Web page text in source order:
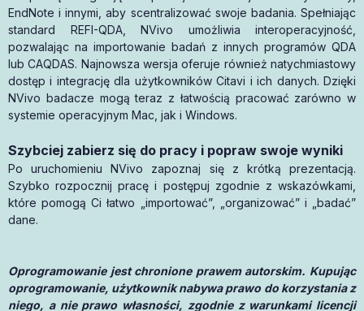
EndNote i innymi, aby scentralizować swoje badania. Spełniając
standard REFI-QDA, NVivo umożliwia interoperacyjność,
pozwalając na importowanie badań z innych programów QDA
lub CAQDAS. Najnowsza wersja oferuje również natychmiastowy
dostęp i integrację dla użytkowników Citavi i ich danych. Dzięki
NVivo badacze mogą teraz z łatwością pracować zarówno w
systemie operacyjnym Mac, jak i Windows.
Szybciej zabierz się do pracy i popraw swoje wyniki
Po uruchomieniu NVivo zapoznaj się z krótką prezentacją.
Szybko rozpocznij pracę i postępuj zgodnie z wskazówkami,
które pomogą Ci łatwo „importować”, „organizować” i „badać”
dane.
Oprogramowanie jest chronione prawem autorskim. Kupując
oprogramowanie, użytkownik nabywa prawo do korzystania z
niego, a nie prawo własności, zgodnie z warunkami licencji